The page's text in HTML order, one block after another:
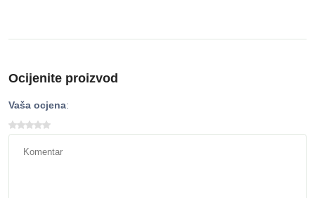
Ocijenite proizvod
Vaša ocjena: